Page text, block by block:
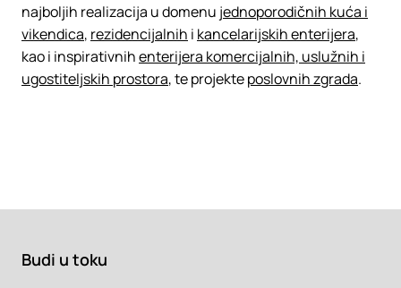
najboljih realizacija u domenu jednoporodičnih kuća i
vikendica, rezidencijalnih i kancelarijskih enterijera,
kao i inspirativnihenterijera komercijalnih, uslužnih i
ugostiteljskih prostora, te projekteposlovnih zgrada.
Budi u toku